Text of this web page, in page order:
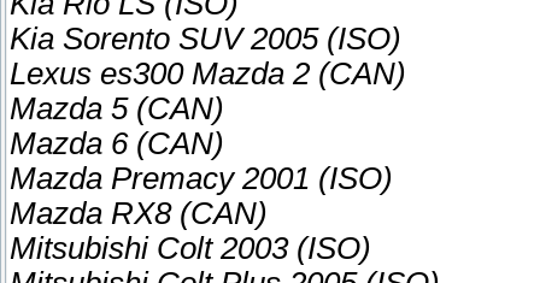
Kia Sorento SUV 2005 (ISO)
Lexus es300 Mazda 2 (CAN)
Mazda 5 (CAN)
Mazda 6 (CAN)
Mazda Premacy 2001 (ISO)
Mazda RX8 (CAN)
Mitsubishi Colt 2003 (ISO)